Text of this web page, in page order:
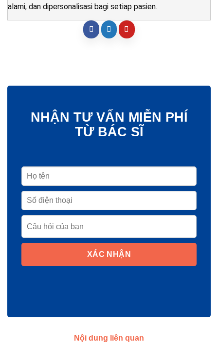
alami, dan dipersonalisasi bagi setiap pasien.
NHẬN TƯ VẤN MIỄN PHÍ
TỪ BÁC SĨ
XÁC NHẬN
Nội dung liên quan